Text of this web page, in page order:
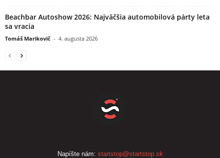
Beachbar Autoshow 2026: Najväčšia automobilová párty leta
sa vracia
Tomáš Marikovič - 4. augusta 2026
Napíšte nám: startstop@startstop.sk